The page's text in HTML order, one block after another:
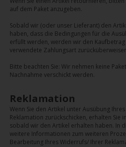
auf dem Paket anzugeben.
Sobald wir (oder unser Lieferant) den
haben, dass die Bedingungen für die
erfüllt werden, werden wir den
verwendete Zahlungsart
Bitte beachten Sie: Wir nehmen keine
Nachnahme verschickt werden.
Reklamation
Wenn Sie den Artikel unter Ausübung
Reklamation zurückschicken, erhalten Sie
sobald wir den Artikel erhalten haben. In
weitere Informationen zum weiteren
Bearbeitung Ihres Widerrufs/ Ihrer